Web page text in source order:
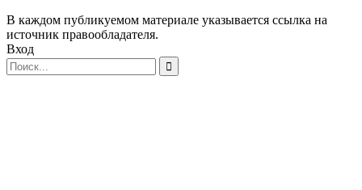
В каждом публикуемом материале указывается ссылка на
источник правообладателя.
Вход